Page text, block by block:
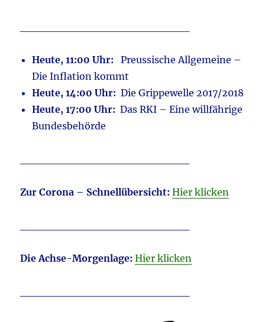
Heute, 11:00 Uhr:Preussische Allgemeine –
Die Inflation kommt
Heute, 14:00 Uhr:Die Grippewelle 2017/2018
Heute, 17:00 Uhr:Das RKI – Eine willfährige
Bundesbehörde
Zur Corona – Schnellübersicht: Hier klicken
Die Achse-Morgenlage: Hier klicken